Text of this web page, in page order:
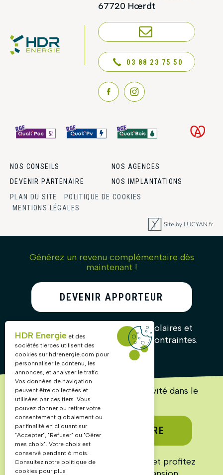
67720 Hœrdt
NOUS CONTACTER
03 88 23 75 50
NOS CONSEILS
NOS AGENCES
DEVENIR PARTENAIRE
NOS IMPLANTATIONS
PLAN DU SITE
POLITIQUE DE COOKIES
MENTIONS LÉGALES
Générez un revenu complémentaire dès
maintenant !
DEVENIR APPORTEUR
D’AFFAIRES
Recommandez nos solutions solaires et
gagnez des commissions sans contraintes.
Lancez ou accélérez votre activité dans le
DEVENIR PARTENAIRE
Rejoignez un réseau structuré et profitez
HDR Energie et des
sociétés tierces utilisent des
cookies sur hdrenergie.com pour
personnaliser le contenu, les
annonces, et analyser le trafic.
Vos données de navigation
peuvent être collectées et
utilisées par ces tiers. Vous
pouvez donner ou retirer votre
consentement globalement ou
par finalité en cliquant sur
"Accepter", "Refuser" ou "Gérer
mes choix". Votre choix est
conservé pendant 6 mois.
Consultez notre politique de
cookies pour plus